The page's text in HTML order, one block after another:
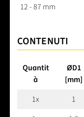
12 - 87 mm
CONTENUTI
Quantit
à
ØD1
[mm]
1x
1